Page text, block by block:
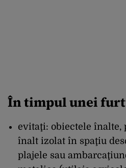
În timpul unei
evitaţi: obiectele înalte,
înalt izolat în spaţiu
plajele sau